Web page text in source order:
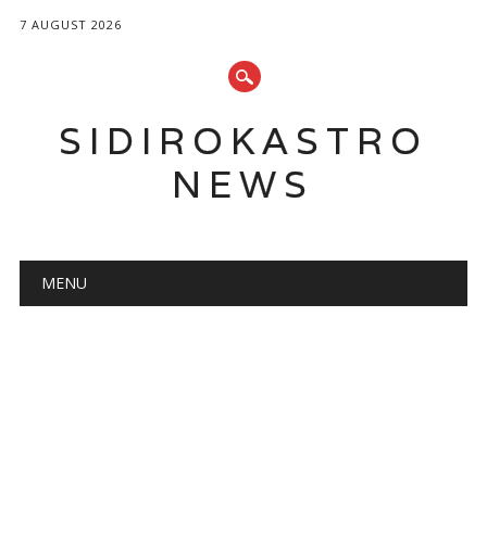
7 AUGUST 2026
SIDIROKASTRO
NEWS
Main menu
MENU